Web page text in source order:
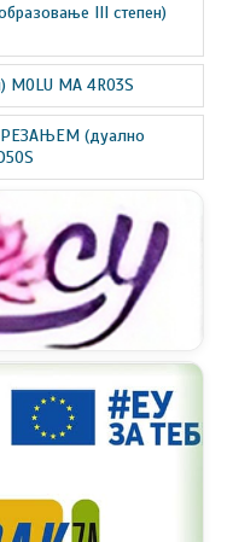
III степен)
MOLU MA 4R03S
(дуално